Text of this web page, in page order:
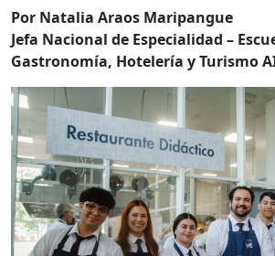
Por Natalia Araos Maripangue
Jefa Nacional de Especialidad –
Gastronomía, Hotelería y Turismo